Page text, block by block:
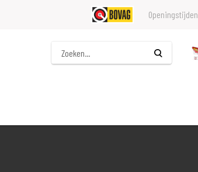
Openingstijden
Zoeken